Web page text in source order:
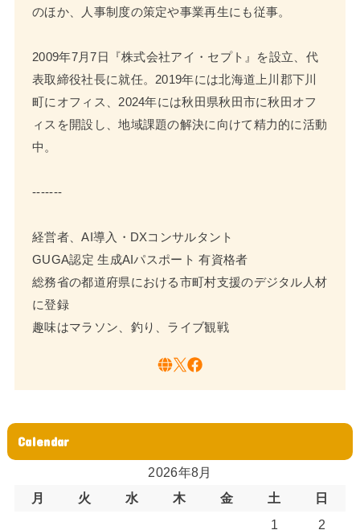
のほか、人事制度の策定や事業再生にも従事。
2009年7月7日『株式会社アイ・セプト』を設立、代
表取締役社長に就任。2019年には北海道上川郡下川
町にオフィス、2024年には秋田県秋田市に秋田オフ
ィスを開設し、地域課題の解決に向けて精力的に活動
中。
-------
経営者、AI導入・DXコンサルタント
GUGA認定 生成AIパスポート 有資格者
総務省の都道府県における市町村支援のデジタル人材
に登録
趣味はマラソン、釣り、ライブ観戦
Calendar
2026年8月
月
火 水 木 金 土
日
1
2